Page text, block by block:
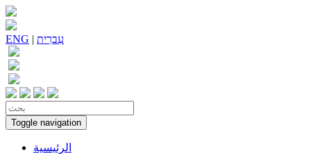
ENG | עִברִית
Toggle navigation
الرئيسية